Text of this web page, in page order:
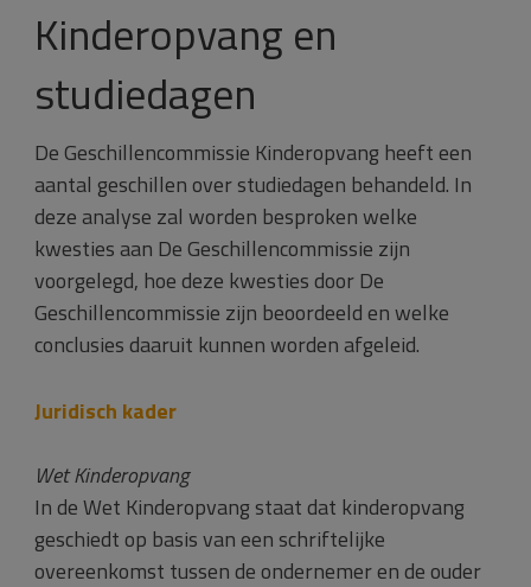
Kinderopvang en
studiedagen
De Geschillencommissie Kinderopvang heeft een
aantal geschillen over studiedagen behandeld. In
deze analyse zal worden besproken welke
kwesties aan De Geschillencommissie zijn
voorgelegd, hoe deze kwesties door De
Geschillencommissie zijn beoordeeld en welke
conclusies daaruit kunnen worden afgeleid.
Juridisch kader
Wet Kinderopvang
In de Wet Kinderopvang staat dat kinderopvang
geschiedt op basis van een schriftelijke
overeenkomst tussen de ondernemer en de ouder